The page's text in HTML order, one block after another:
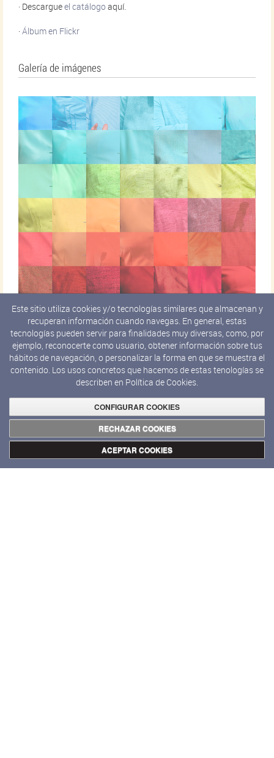
· Descargueel catálogo aquí.
·Álbum en Flickr
Galería de imágenes
Crédito fotográfico: Tete Álvarez,
Angie, 2019.Impresión cromogénica
Este sitio utiliza cookies y/o tecnologías similares que almacenan y
recuperan información cuando navegas. En general, estas
tecnologías pueden servir para finalidades muy diversas, como, por
ejemplo, reconocerte como usuario, obtener información sobre tus
hábitos de navegación, o personalizar la forma en que se muestra el
contenido. Los usos concretos que hacemos de estas tenologías se
describen en Política de Cookies.
CONFIGURAR COOKIES
RECHAZAR COOKIES
ACEPTAR COOKIES